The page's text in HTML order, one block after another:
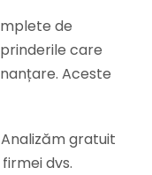
de
care
Aceste
Analizăm gratuit
dvs.